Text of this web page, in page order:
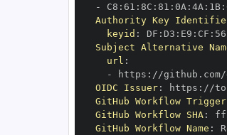
-
C8 : 61 : 8C : 81 : 0A : 4A : 1B:
Authority Key
keyid : DF : D3 : E9 : CF : 56
Subject Alternative
url :
-
https : //
OIDC Issuer: https :
GitHub Workflow Trigger
GitHub Workflow SHA:
GitHub Workflow Name :